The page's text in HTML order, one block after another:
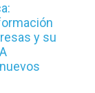
y su